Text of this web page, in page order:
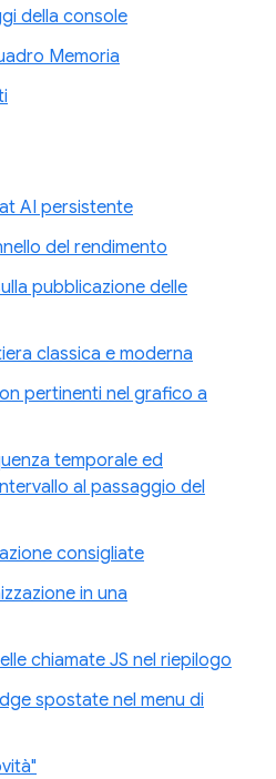
della console
Memoria
AI persistente
del rendimento
pubblicazione delle
classica e moderna
pertinenti nel grafico a
temporale ed
al passaggio del
consigliate
in una
chiamate JS nel riepilogo
spostate nel menu di